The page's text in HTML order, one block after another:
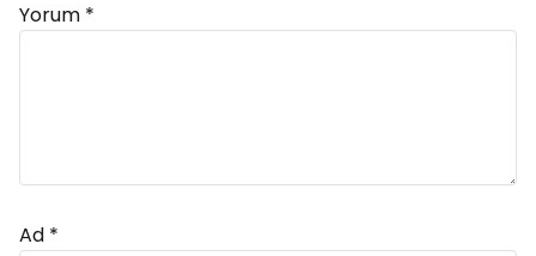
Yorum *
Ad *